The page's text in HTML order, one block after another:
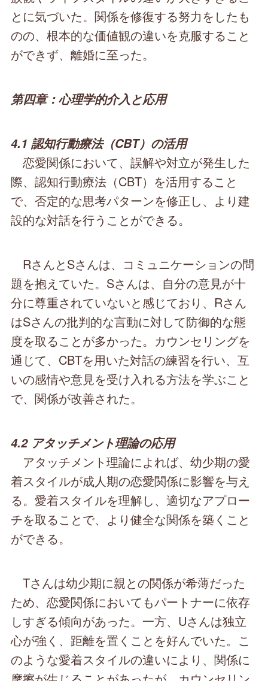
とに気づいた。関係を修復する努力をしたも
のの、根本的な価値観の違いを克服すること
ができず、離婚に至った。
第四章：心理学的介入と応用
4.1 認知行動療法（CBT）の活用
恋愛関係において、誤解や対立が発生した
際、認知行動療法（CBT）を活用すること
で、否定的な思考パターンを修正し、より建
設的な対話を行うことができる。
RさんとSさんは、コミュニケーションの問
題を抱えていた。Sさんは、自分の意見が十
分に尊重されていないと感じており、Rさん
はSさんの批判的な言動に対して防御的な態
度を取ることが多かった。カウンセリングを
通じて、CBTを用いた対話の練習を行い、互
いの感情や意見を受け入れる方法を学ぶこと
で、関係が改善された。
4.2 アタッチメント理論の応用
アタッチメント理論によれば、幼少期の愛
着スタイルが成人期の恋愛関係に影響を与え
る。愛着スタイルを理解し、適切なアプロー
チを取ることで、より健全な関係を築くこと
ができる。
Tさんは幼少期に親との関係が希薄だった
ため、恋愛関係においてもパートナーに依存
しすぎる傾向があった。一方、Uさんは独立
心が強く、距離を置くことを好んでいた。こ
のような愛着スタイルの違いにより、関係に